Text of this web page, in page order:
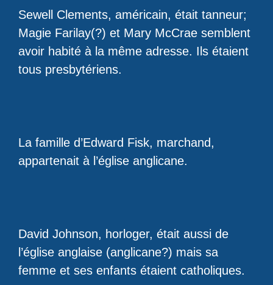
Sewell Clements, américain, était tanneur;
Magie Farilay(?) et Mary McCrae semblent
avoir habité à la même adresse. Ils étaient
tous presbytériens.
La famille d’Edward Fisk, marchand,
appartenait à l’église anglicane.
David Johnson, horloger, était aussi de
l’église anglaise (anglicane?) mais sa
femme et ses enfants étaient catholiques.